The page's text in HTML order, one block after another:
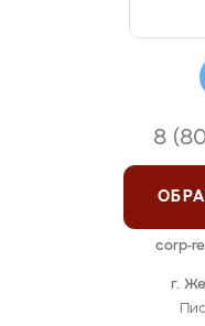
г.
8
corp-